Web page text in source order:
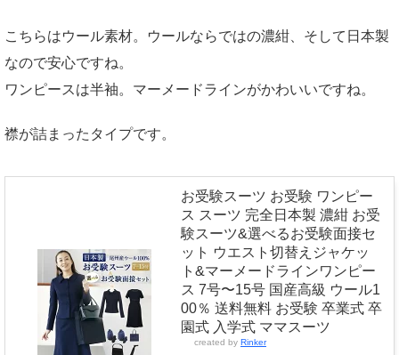
こちらはウール素材。ウールならではの濃紺、そして日本製
なので安心ですね。
ワンピースは半袖。マーメードラインがかわいいですね。
襟が詰まったタイプです。
お受験スーツ お受験 ワンピー
ス スーツ 完全日本製 濃紺 お受
験スーツ&選べるお受験面接セ
ット ウエスト切替えジャケッ
ト&マーメードラインワンピー
ス 7号〜15号 国産高級 ウール1
00％ 送料無料 お受験 卒業式 卒
園式 入学式 ママスーツ
created by Rinker